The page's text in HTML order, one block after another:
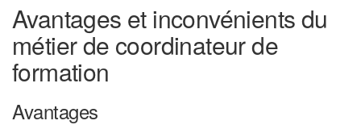
Avantages et inconvénients du
métier de coordinateur de
formation
Avantages